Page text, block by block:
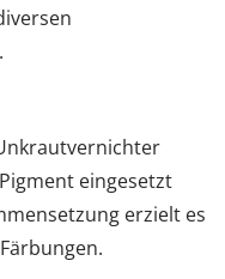
eingesetzt
erzielt es